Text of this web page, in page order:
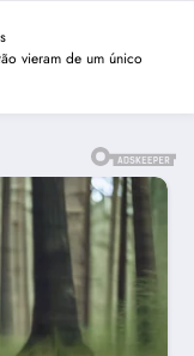
vieram de um único